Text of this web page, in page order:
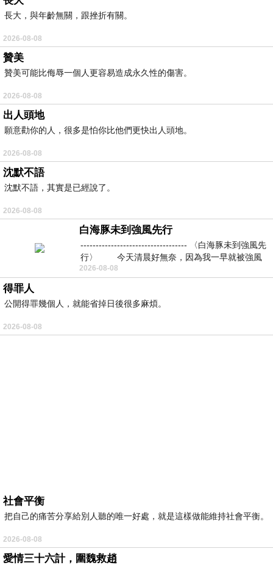
長大，與年齡無關，跟挫折有關。
2026-08-08
贊美
贊美可能比侮辱一個人更容易造成永久性的傷害。
2026-08-08
出人頭地
願意勸你的人，很多是怕你比他們更快出人頭地。
2026-08-08
沈默不語
沈默不語，其實是已經說了。
2026-08-08
白海豚未到強風先行
----------------------------------- 〈白海豚未到強風先
行〉 今天清晨好無奈，因為我一早就被強風
2026-08-08
得罪人
公開得罪幾個人，就能省掉日後很多麻煩。
2026-08-08
社會平衡
把自己的痛苦分享給別人聽的唯一好處，就是這樣做能維持社會平衡。
2026-08-08
愛情三十六計，圍魏救趙